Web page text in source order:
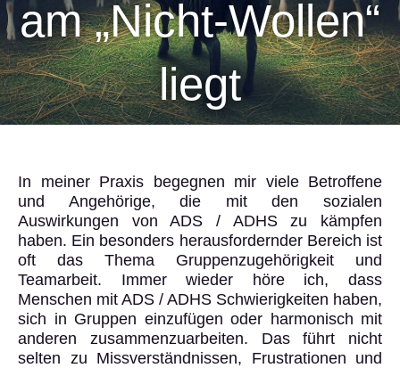
am „Nicht-Wollen“
liegt
In meiner Praxis begegnen mir viele Betroffene
und Angehörige, die mit den sozialen
Auswirkungen von ADS / ADHS zu kämpfen
haben. Ein besonders herausfordernder Bereich ist
oft das Thema Gruppenzugehörigkeit und
Teamarbeit. Immer wieder höre ich, dass
Menschen mit ADS / ADHS Schwierigkeiten haben,
sich in Gruppen einzufügen oder harmonisch mit
anderen zusammenzuarbeiten. Das führt nicht
selten zu Missverständnissen, Frustrationen und